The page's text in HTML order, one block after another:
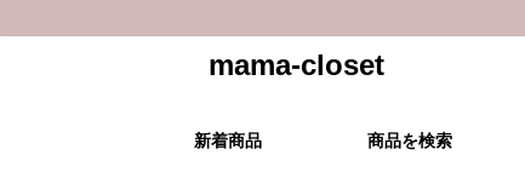
mama-closet
新着商品 商品を検索